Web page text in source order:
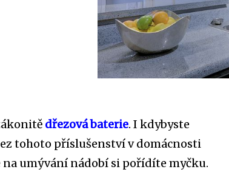
dřezová baterie. I kdybyste
tohoto příslušenství v domácnosti
na umývání nádobí si pořídíte myčku.